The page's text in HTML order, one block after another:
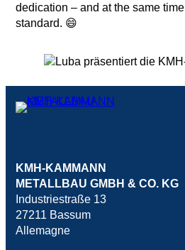
dedication – and at the same
standard. 😄
KMH-KAMMANN
METALLBAU GMBH & CO. KG
Industriestraße 13
27211 Bassum
Allemagne